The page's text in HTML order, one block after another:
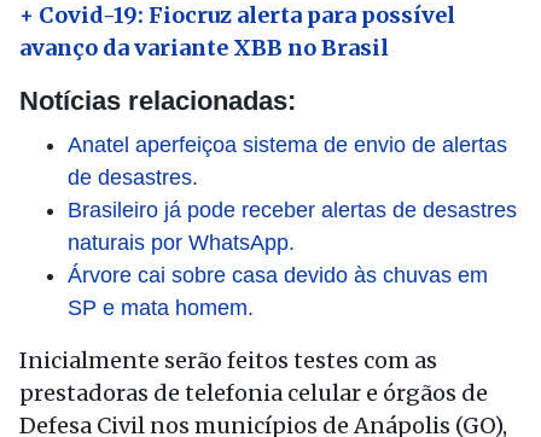
+ Covid-19: Fiocruz alerta para possível
avanço da variante XBB no Brasil
Notícias relacionadas:
Anatel aperfeiçoa sistema de envio de alertas
de desastres.
Brasileiro já pode receber alertas de desastres
naturais por WhatsApp.
Árvore cai sobre casa devido às chuvas em
SP e mata homem.
Inicialmente serão feitos testes com as
prestadoras de telefonia celular e órgãos de
Defesa Civil nos municípios de Anápolis (GO),